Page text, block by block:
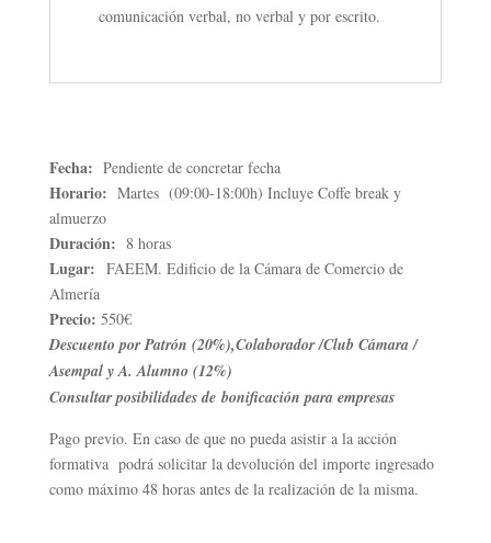
comunicación verbal, no verbal y por escrito.
Fecha: Pendiente de concretar fecha
Horario: Martes (09:00-18:00h) Incluye Coffe break y
almuerzo
Duración: 8 horas
Lugar: FAEEM. Edificio de la Cámara de Comercio de
Almería
Precio: 550€
Descuento por Patrón (20%),Colaborador /Club Cámara /
Asempal y A. Alumno (12%)
Consultar posibilidades de bonificación para empresas
Pago previo. En caso de que no pueda asistir a la acción
formativa podrá solicitar la devolución del importe ingresado
como máximo 48 horas antes de la realización de la misma.